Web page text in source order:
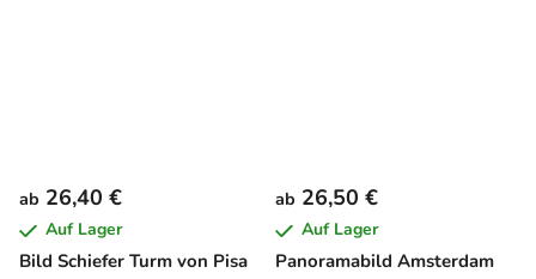
Bild Schiefer Turm von Pisa
ab 26,40 €
Auf Lager
Panoramabild Amsterdam
ab 26,50 €
Auf Lager